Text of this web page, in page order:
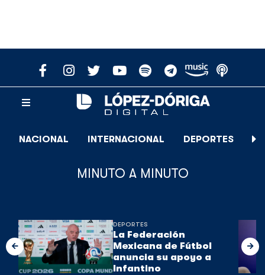
NACIONAL INTERNACIONAL DEPORTES
MINUTO A MINUTO
DEPORTES
La Federación
Mexicana de Fútbol
anuncia su apoyo a
Infantino